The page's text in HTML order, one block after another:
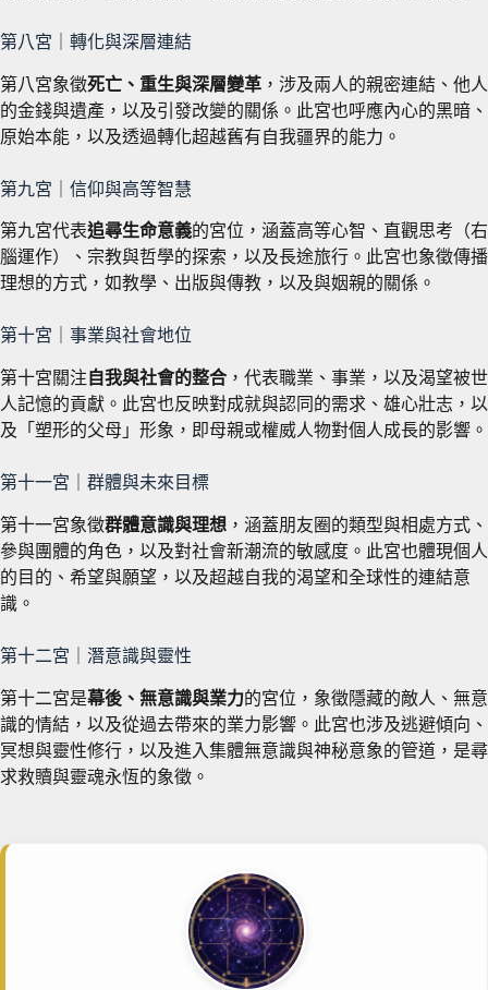
第八宮｜轉化與深層連結
第八宮象徵死亡、重生與深層變革 ，涉及兩人的親密連結、他人
的金錢與遺產，以及引發改變的關係。此宮也呼應內心的黑暗、
原始本能，以及透過轉化超越舊有自我疆界的能力。
第九宮｜信仰與高等智慧
第九宮代表追尋生命意義的宮位，涵蓋高等心智、直觀思考（右
腦運作）、宗教與哲學的探索，以及長途旅行。此宮也象徵傳播
理想的方式，如教學、出版與傳教，以及與姻親的關係。
第十宮｜事業與社會地位
第十宮關注 自我與社會的整合 ，代表職業、事業，以及渴望被世
人記憶的貢獻。此宮也反映對成就與認同的需求、雄心壯志，以
及「塑形的父母」形象，即母親或權威人物對個人成長的影響。
第十一宮｜群體與未來目標
第十一宮象徵群體意識與理想 ，涵蓋朋友圈的類型與相處方式、
參與團體的角色，以及對社會新潮流的敏感度。此宮也體現個人
的目的、希望與願望，以及超越自我的渴望和全球性的連結意
識。
第十二宮｜潛意識與靈性
第十二宮是幕後、無意識與業力的宮位，象徵隱藏的敵人、無意
識的情結，以及從過去帶來的業力影響。此宮也涉及逃避傾向、
冥想與靈性修行，以及進入集體無意識與神秘意象的管道，是尋
求救贖與靈魂永恆的象徵。